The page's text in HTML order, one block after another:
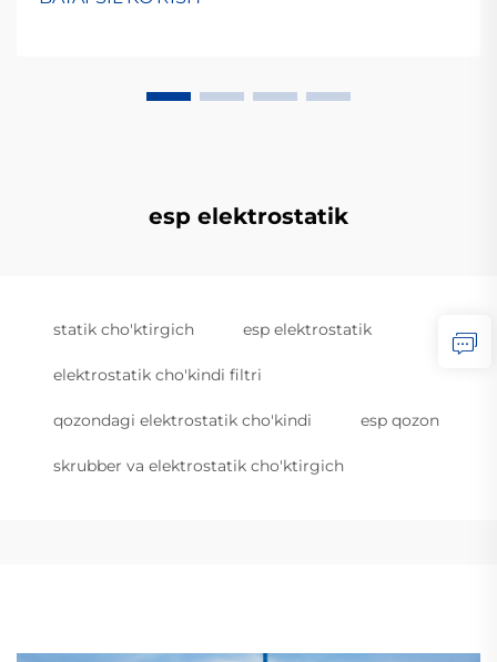
esp elektrostatik
statik cho'ktirgich esp elektrostatik
elektrostatik cho'kindi filtri
qozondagi elektrostatik cho'kindi esp qozon
skrubber va elektrostatik cho'ktirgich